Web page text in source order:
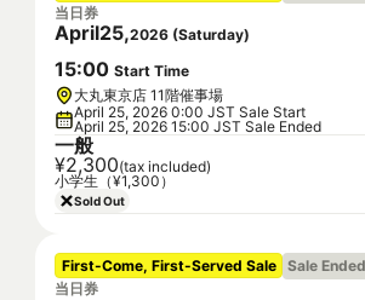
当日券
April25,2026 (Saturday)
15:00 Start Time
大丸東京店 11階催事場
April 25, 2026 0:00 JST Sale Start
April 25, 2026 15:00 JST Sale Ended
一般
¥2,300(tax included)
小学生（¥1,300）
Sold Out
First-Come, First-Served Sale Sale Ended
当日券